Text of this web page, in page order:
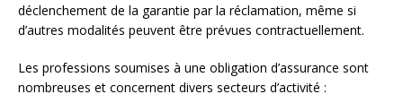
déclenchement de la garantie par la réclamation, même si
d’autres modalités peuvent être prévues contractuellement.
Les professions soumises à une obligation d’assurance sont
nombreuses et concernent divers secteurs d’activité :